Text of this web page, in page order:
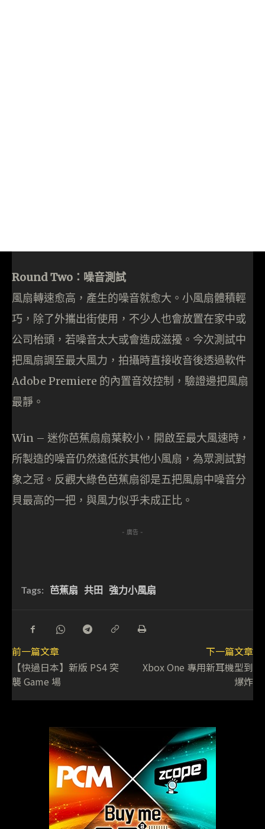
Round Two：噪音測試
風扇轉速愈高，產生的噪音就愈大。小風扇體積輕
巧，除了外攜出街使用，不少人也會放置在家中或
公司枱頭，若噪音太大或會造成滋擾。今次測試中
把風扇調至最大風力，拍攝時直接收音後透過軟件
Adobe Premiere 的內置音效控制，驗證邊把風扇
最靜。
Win – 迷你芭蕉扇扇葉較小，開啟至最大風速時，
所製造的噪音仍然遠低於其他小風扇，為眾測試對
象之冠。反觀大綠色芭蕉扇卻是五把風扇中噪音分
貝最高的一把，與風力似乎未成正比。
- 廣告 -
Tags: 芭蕉扇 共田 強力小風扇
前一篇文章
【快過日本】新版 PS4 突
襲 Game 場
下一篇文章
Xbox One 專用新耳機型到
爆炸